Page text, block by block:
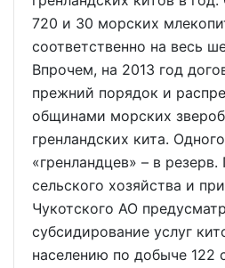
720 и 30 морских
соответственно на весь
Впрочем, на 2013 год
прежний порядок и
общинами морских
гренландских кита.
«гренландцев» – в
сельского хозяйства и
Чукотского АО
субсидирование услуг
населению по добыче 122